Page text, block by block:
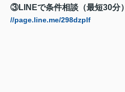
③LINEで条件相談（最短30分）
//page.line.me/298dzplf